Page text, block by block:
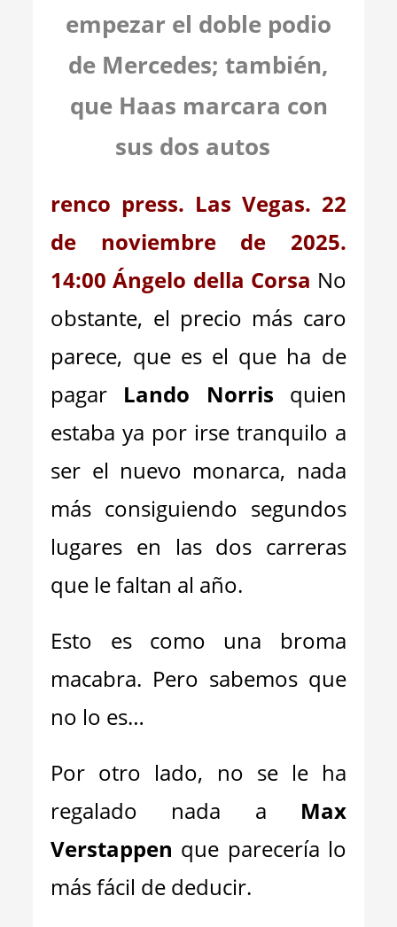
empezar el doble podio
de Mercedes; también,
que Haas marcara con
sus dos autos
renco press. Las Vegas. 22
de noviembre de 2025.
14:00 Ángelo della Corsa No
obstante, el precio más caro
parece, que es el que ha de
pagar Lando Norris quien
estaba ya por irse tranquilo a
ser el nuevo monarca, nada
más consiguiendo segundos
lugares en las dos carreras
que le faltan al año.
Esto es como una broma
macabra. Pero sabemos que
no lo es…
Por otro lado, no se le ha
regalado nada a Max
Verstappen que parecería lo
más fácil de deducir.